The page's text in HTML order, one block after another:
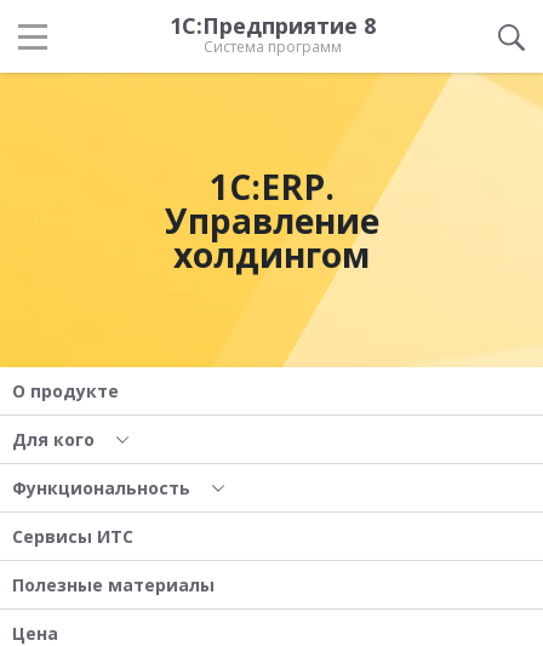
1С:Предприятие 8
Система программ
1С:ERP.
Управление
холдингом
О продукте
Для кого
Функциональность
Сервисы ИТС
Полезные материалы
Цена